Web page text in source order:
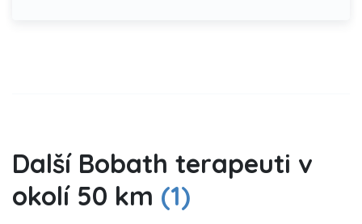
Další Bobath terapeuti v
okolí 50 km (1)